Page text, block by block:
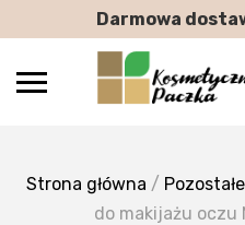
to
Darmowa
Strona główna / Pozostałe
do makijażu oczu